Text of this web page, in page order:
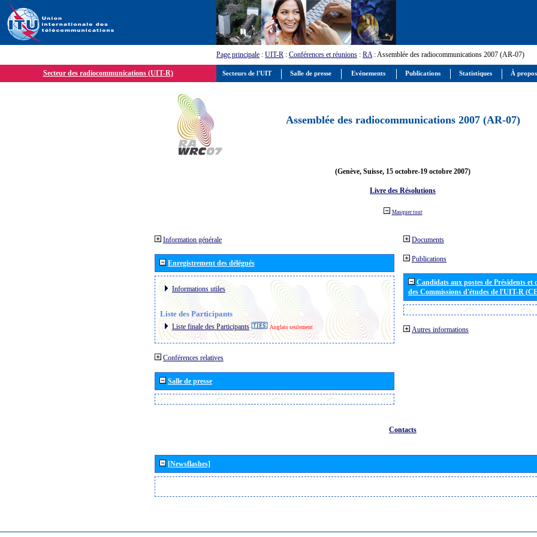
Page principale : UIT-R : Conférences et réunions : RA: Assemblée des radiocommunications 2007 (AR-07)
Secteur des radiocommunications (UIT-R)
Assemblée des radiocommunications 2007 (AR-07)
(Genève, Suisse, 15 octobre-19 octobre 2007)
Livre des Résolutions
Masquer tout
Information générale
Enregistrement des délégués
Informations utiles
Liste des Participants
Liste finale des Participants Anglais seulement
Conférences relatives
Salle de presse
Documents
Publications
Candidats aux postes de Présidents et
des Commissions d'études de l'UIT-R
Autres informations
Contacts
[Newsflashes]
Secteurs de l'UIT Salle de presse Evénements Publications Statistiques À